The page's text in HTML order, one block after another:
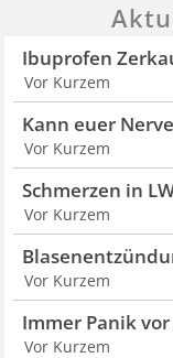
Ibuprofen
Vor Kurzem
Kann euer
Vor Kurzem
Schmerzen in
Vor Kurzem
Vor Kurzem
Immer Panik
Vor Kurzem